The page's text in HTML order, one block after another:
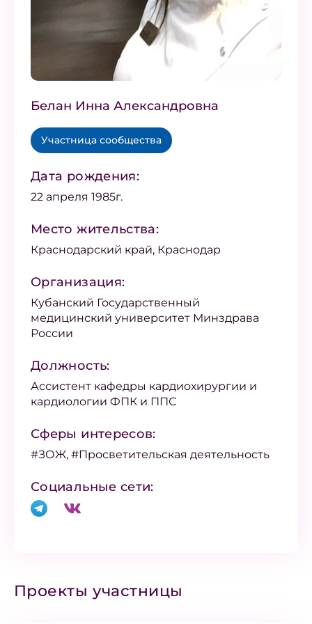
Белан Инна Александровна
Участница сообщества
Дата рождения:
22 апреля 1985г.
Место жительства:
Краснодарский край, Краснодар
Организация:
Кубанский Государственный
медицинский университет Минздрава
России
Должность:
Ассистент кафедры кардиохирургии и
кардиологии ФПК и ППС
Сферы интересов:
#ЗОЖ, #Просветительская деятельность
Социальные сети:
Проекты участницы